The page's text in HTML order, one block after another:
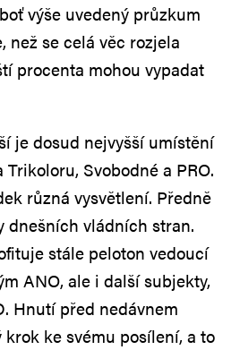
výše uvedený průzkum
než se celá věc rozjela
procenta mohou vypadat
je dosud nejvyšší umístění
Svobodné a PRO.
různá vysvětlení. Předně
dnešních vládních stran.
stále peloton vedoucí
ANO, ale i další subjekty,
Hnutí před nedávnem
ke svému posílení, a to